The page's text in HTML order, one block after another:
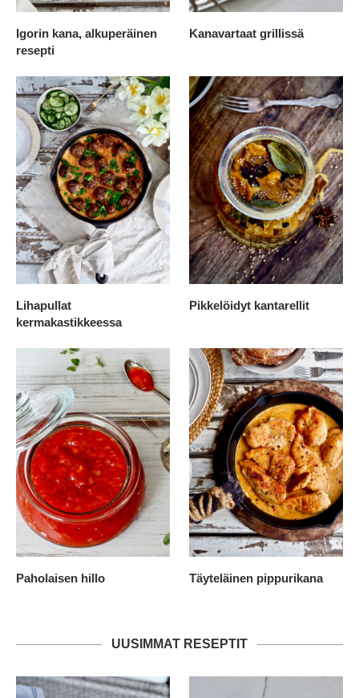
Igorin kana, alkuperäinen
resepti
Kanavartaat grillissä
Lihapullat
kermakastikkeessa
Pikkelöidyt kantarellit
Paholaisen hillo Täyteläinen pippurikana
UUSIMMAT RESEPTIT